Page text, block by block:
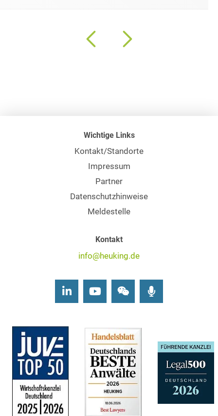
Wichtige Links
Kontakt/Standorte
Impressum
Partner
Datenschutzhinweise
Meldestelle
Kontakt
info@heuking.de
LinkedInYoutubeWechat